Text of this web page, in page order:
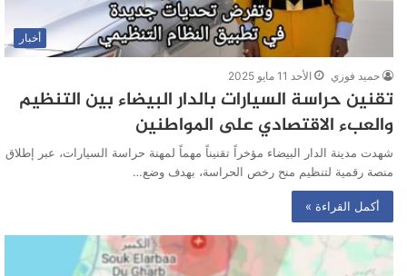
أخبار
حميد فوزي الأحد 11 مايو 2025
تقنين حراسة السيارات بالدار البيضاء بين التنظيم
والعبء الاقتصادي على المواطنين
شهدت مدينة الدار البيضاء مؤخراً تقنيناً مهماً لمهنة حراسة السيارات، عبر إطلاق
منصة رقمية لتنظيم منح رخص الحراسة، بهدف وضع…
أكمل القراءة »